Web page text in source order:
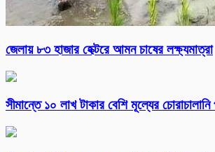
জেলায় ৮৩ হাজার হেক্টরে আমন চাষের লক্ষ্যমাত্রা
সীমান্তে ১০ লাখ টাকার বেশি মূল্যের